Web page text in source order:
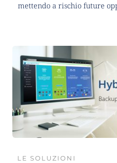
mettendo a rischio future
LE SOLUZIONI